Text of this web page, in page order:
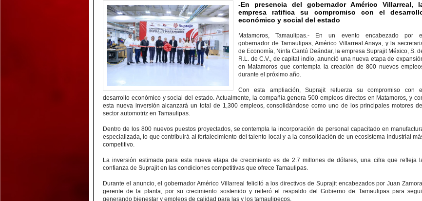
-En presencia del gobernador Américo Villarreal,
empresa ratifica su compromiso con el
económico y social del estado
Matamoros, Tamaulipas.- En un evento encabezado por el
gobernador de Tamaulipas, Américo Villarreal Anaya, y la
de Economía, Ninfa Cantú Deándar, la empresa Suprajit México, S.
R.L. de C.V., de capital indio, anunció una nueva etapa de
en Matamoros que contempla la creación de 800 nuevos
durante el próximo año.
Con esta ampliación, Suprajit refuerza su compromiso con el
desarrollo económico y social del estado. Actualmente, la compañía genera 500 empleos directos en Matamoros, y
esta nueva inversión alcanzará un total de 1,300 empleos, consolidándose como uno de los principales motores del
sector automotriz en Tamaulipas.
Dentro de los 800 nuevos puestos proyectados, se contempla la incorporación de personal capacitado en
especializada, lo que contribuirá al fortalecimiento del talento local y a la consolidación de un ecosistema industrial
competitivo.
La inversión estimada para esta nueva etapa de crecimiento es de 2.7 millones de dólares, una cifra que refleja
confianza de Suprajit en las condiciones competitivas que ofrece Tamaulipas.
Durante el anuncio, el gobernador Américo Villarreal felicitó a los directivos de Suprajit encabezados por Juan
gerente de la planta, por su crecimiento sostenido y reiteró el respaldo del Gobierno de Tamaulipas para
generando bienestar y empleos de calidad para las y los tamaulipecos.